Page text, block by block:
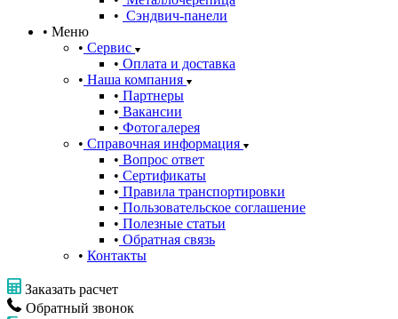
Сэндвич-панели
Меню
Сервис
Оплата и доставка
Наша компания
Партнеры
Вакансии
Фотогалерея
Справочная информация
Вопрос ответ
Сертификаты
Правила транспортировки
Пользовательское соглашение
Полезные статьи
Обратная связь
Контакты
Заказать расчет
Обратный звонок